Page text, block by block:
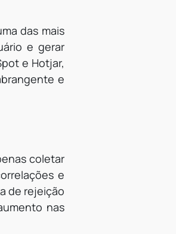
das mais
e gerar
e Hotjar,
e
coletar
e
de rejeição
nas